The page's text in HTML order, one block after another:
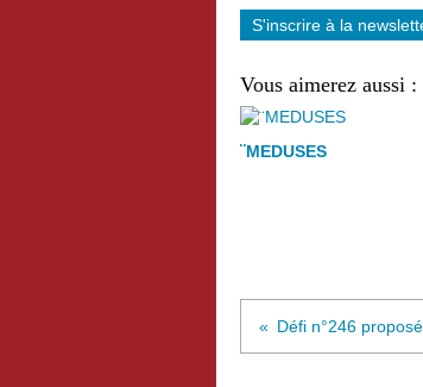
S'inscrire à la
Vous aimerez aussi :
¨MEDUSES